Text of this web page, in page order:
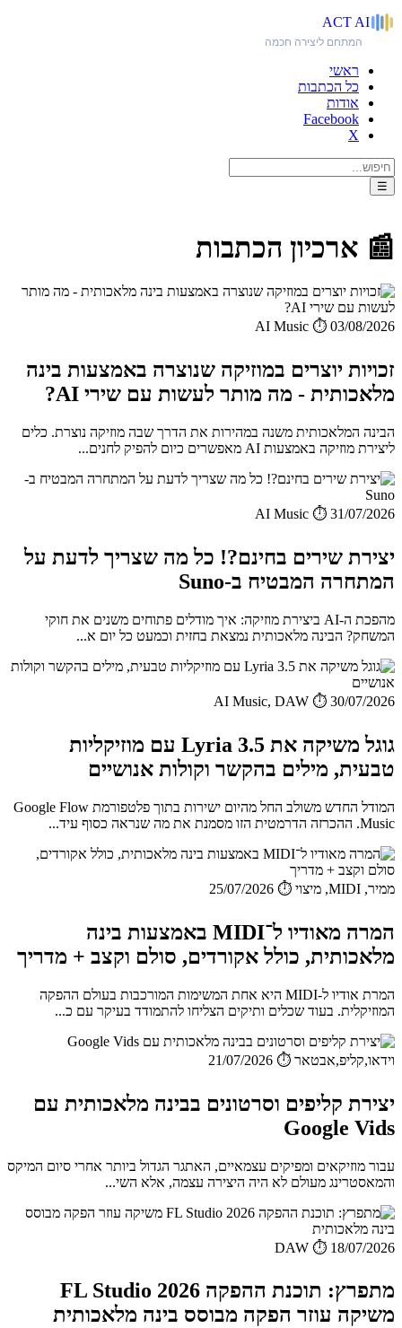
ACT AI
המתחם ליצירה חכמה
ראשי
כל הכתבות
אודות
Facebook
X
☰
📰 ארכיון הכתבות
AI Music ⏱️ 03/08/2026
זכויות יוצרים במוזיקה שנוצרה באמצעות בינה
מלאכותית - מה מותר לעשות עם שירי AI?
הבינה המלאכותית משנה במהירות את הדרך שבה מוזיקה נוצרת. כלים
ליצירת מוזיקה באמצעות AI מאפשרים כיום להפיק לחנים...
AI Music ⏱️ 31/07/2026
יצירת שירים בחינם?! כל מה שצריך לדעת על
המתחרה המבטיח ב-Suno
מהפכת ה-AI ביצירת מוזיקה: איך מודלים פתוחים משנים את חוקי
המשחק? הבינה מלאכותית נמצאת בחזית וכמעט כל יום א...
AI Music, DAW ⏱️ 30/07/2026
גוגל משיקה את Lyria 3.5 עם מוזיקליות
טבעית, מילים בהקשר וקולות אנושיים
המודל החדש משולב החל מהיום ישירות בתוך פלטפורמת Google Flow
Music. ההכרזה הדרמטית הזו מסמנת את מה שנראה כסוף עיד...
ממיר, MIDI, מיצוי ⏱️ 25/07/2026
המרה מאודיו ל־MIDI באמצעות בינה
מלאכותית, כולל אקורדים, סולם וקצב + מדריך
המרת אודיו ל-MIDI היא אחת המשימות המורכבות בעולם ההפקה
המוזיקלית. בעוד שכלים ותיקים הצליחו להתמודד בעיקר עם כ...
וידאו,קליפ,אבטאר ⏱️ 21/07/2026
יצירת קליפים וסרטונים בבינה מלאכותית עם
Google Vids
עבור מוזיקאים ומפיקים עצמאיים, האתגר הגדול ביותר אחרי סיום המיקס
והמאסטרינג מעולם לא היה היצירה עצמה, אלא השי...
DAW ⏱️ 18/07/2026
מתפרץ: תוכנת ההפקה FL Studio 2026
משיקה עוזר הפקה מבוסס בינה מלאכותית